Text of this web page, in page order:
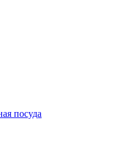
посуда